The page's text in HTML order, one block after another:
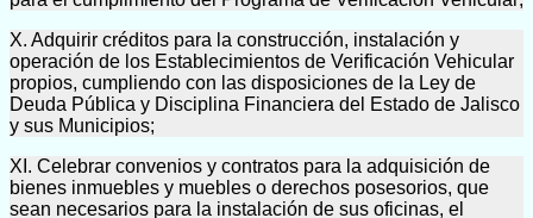
X. Adquirir créditos para la construcción, instalación y
operación de los Establecimientos de Verificación Vehicular
propios, cumpliendo con las disposiciones de la Ley de
Deuda Pública y Disciplina Financiera del Estado de Jalisco
y sus Municipios;
XI. Celebrar convenios y contratos para la adquisición de
bienes inmuebles y muebles o derechos posesorios, que
sean necesarios para la instalación de sus oficinas, el